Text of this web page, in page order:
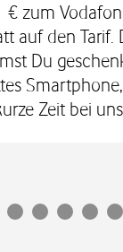
zum
auf den Tarif.
Du
Zeit bei